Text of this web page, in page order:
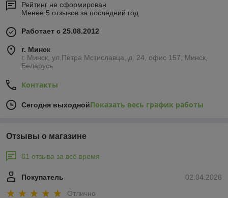
Рейтинг не сформирован
Менее 5 отзывов за последний год
Работает с 25.08.2012
г. Минск
г. Минск, ул.Петра Мстиславца, д. 24, офис 157, Минск,
Беларусь
Контакты
Сегодня выходнойПоказать весь график работы
Отзывы о магазине
81 отзыва за всё время
02.04.2026
Покупатель
Отлично